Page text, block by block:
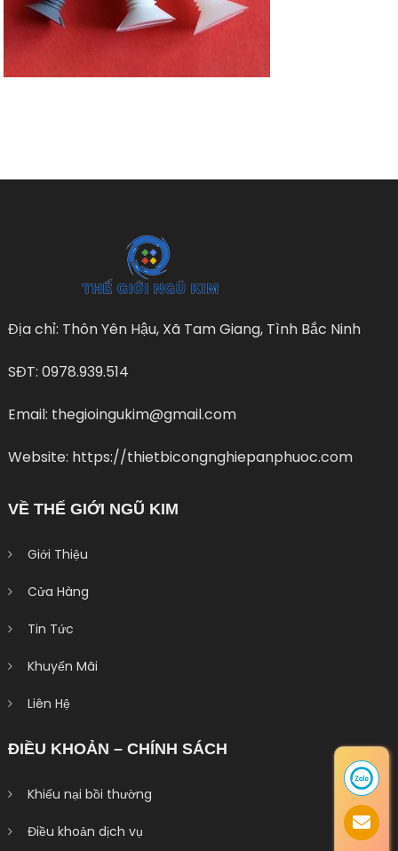
Địa chỉ: Thôn Yên Hậu, Xã Tam Giang, Tình Bắc Ninh
SĐT: 0978.939.514
Email: thegioingukim@gmail.com
Website: https://thietbicongnghiepanphuoc.com
VỀ THẾ GIỚI NGŨ KIM
Giới Thiệu
Cửa Hàng
Tin Tức
Khuyến Mãi
Liên Hệ
ĐIỀU KHOẢN – CHÍNH SÁCH
Khiếu nại bồi thường
Điều khoản dịch vụ